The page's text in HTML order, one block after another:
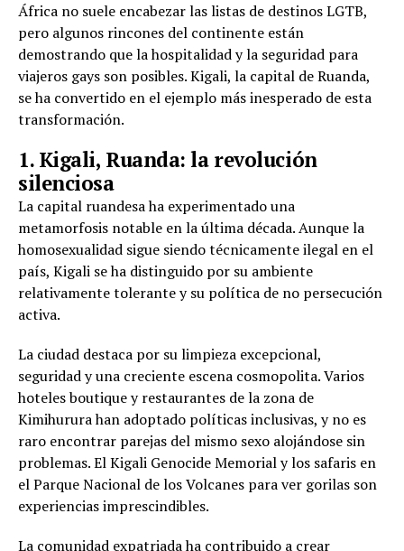
África no suele encabezar las listas de destinos LGTB,
pero algunos rincones del continente están
demostrando que la hospitalidad y la seguridad para
viajeros gays son posibles. Kigali, la capital de Ruanda,
se ha convertido en el ejemplo más inesperado de esta
transformación.
1. Kigali, Ruanda: la revolución
silenciosa
La capital ruandesa ha experimentado una
metamorfosis notable en la última década. Aunque la
homosexualidad sigue siendo técnicamente ilegal en el
país, Kigali se ha distinguido por su ambiente
relativamente tolerante y su política de no persecución
activa.
La ciudad destaca por su limpieza excepcional,
seguridad y una creciente escena cosmopolita. Varios
hoteles boutique y restaurantes de la zona de
Kimihurura han adoptado políticas inclusivas, y no es
raro encontrar parejas del mismo sexo alojándose sin
problemas. El Kigali Genocide Memorial y los safaris en
el Parque Nacional de los Volcanes para ver gorilas son
experiencias imprescindibles.
La comunidad expatriada ha contribuido a crear